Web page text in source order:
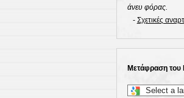
άνευ φόρας.
- Σχετικές
Μετάφραση του
Select